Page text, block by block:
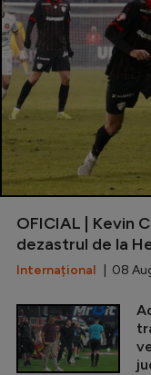
OFICIAL | Kevin
dezastrul de la
Internațional | 08